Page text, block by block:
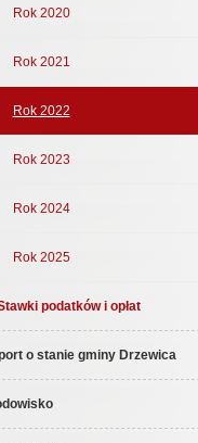
Rok 2020
Rok 2021
Rok 2022
Rok 2023
Rok 2024
Rok 2025
podatków i opłat
o stanie gminy Drzewica